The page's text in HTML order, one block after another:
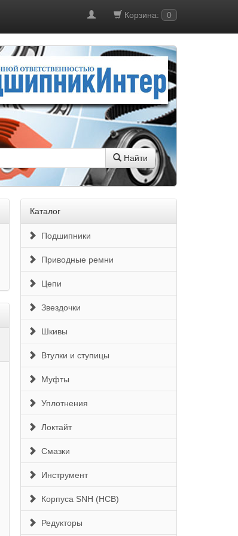
Корзина: 0
Найти
Каталог
Подшипники
Приводные ремни
Цепи
Звездочки
Шкивы
Втулки и ступицы
Муфты
Уплотнения
Локтайт
Смазки
Инструмент
Корпуса SNH (HCB)
Редукторы